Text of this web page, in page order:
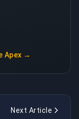
Apex →
Next Article